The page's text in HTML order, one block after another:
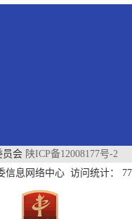
员会 陕ICP备12008177号-2
信息网络中心 访问统计：